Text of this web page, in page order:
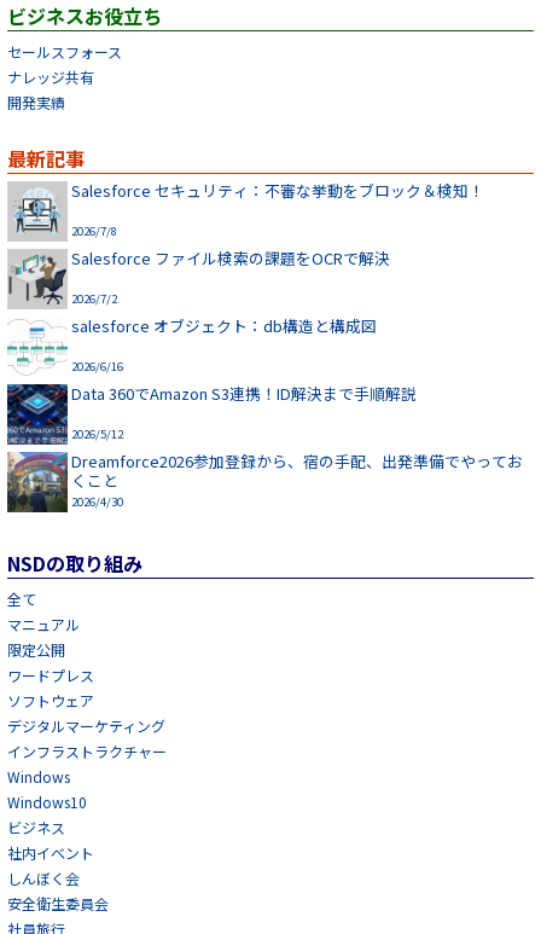
ビジネスお役立ち
セールスフォース
ナレッジ共有
開発実績
最新記事
Salesforce セキュリティ：不審な挙動をブロック＆検知！
2026/7/8
Salesforce ファイル検索の課題をOCRで解決
2026/7/2
salesforce オブジェクト：db構造と構成図
2026/6/16
Data 360でAmazon S3連携！ID解決まで手順解説
2026/5/12
Dreamforce2026参加登録から、宿の手配、出発準備でやってお
くこと
2026/4/30
NSDの取り組み
全て
マニュアル
限定公開
ワードプレス
ソフトウェア
デジタルマーケティング
インフラストラクチャー
Windows
Windows10
ビジネス
社内イベント
しんぼく会
安全衛生委員会
社員旅行